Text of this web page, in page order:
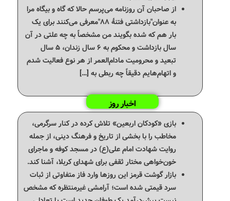
از صاحبان آن روزنامه می‌پرسم حالا که گاه و بیگاه مرا
به عنوان"بازداشتی فتنهٔ ۸۸"معرفی می‌کنند برای یک
بار هم که شده بگویند من مشخصاً به چه علتی در آن
سال بازداشت و محکوم به ۶ سال زندان، ۵ سال
تبعید و محرومیت مادام‌العمر از هر نوع فعالیت شدم
و اتهام‌هایم دقیقاً چه ربطی به […]
اخبار روز
بازی «کودکان اربعین» تلاش کرده در کنار سرگرمی،
مخاطب را با بخشی از تاریخ و فرهنگ دینی، از جمله
روایت شهادت امام علی(ع) در مسجد کوفه و ماجرای
خون‌خواهی مختار ثقفی برای شهدای کربلا، آشنا کند.
بازار گوشت قرمز این روزها وارد فاز متفاوتی از ثبات
سرد قیمتی شده است؛ آرامشی غیرمنتظره که مشخص